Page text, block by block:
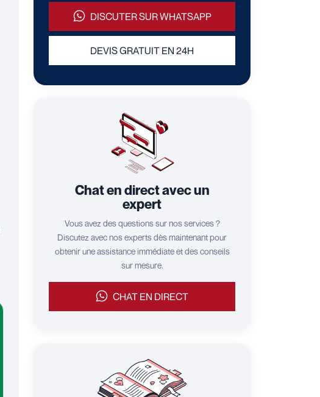
DISCUTER SUR WHATSAPP
DEVIS GRATUIT EN 24H
Chat en direct avec un
expert
Vous avez des questions sur nos services ?
Discutez avec nos experts dès maintenant pour
obtenir une assistance immédiate et des conseils
sur mesure.
CHAT EN DIRECT